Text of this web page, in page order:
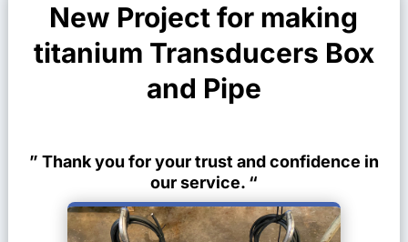
New Project for making
titanium Transducers Box
and Pipe
” Thank you for your trust and confidence in
our service. “